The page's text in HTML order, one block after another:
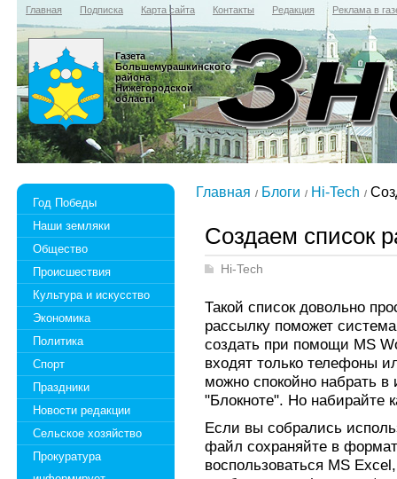
Главная Подписка Карта сайта Контакты Редакция Реклама в
Газета
Большемурашкинского
района
Нижегородской
области
Год Победы
Наши земляки
Общество
Происшествия
Культура и искусство
Экономика
Политика
Спорт
Праздники
Новости редакции
Сельское хозяйство
Прокуратура
Главная Блоги Hi-Tech
Создаем список
Hi-Tech
Такой список довольно
рассылку поможет
создать при помощи MS
входят только телефоны
можно спокойно набрать
"Блокноте". Но набирайте
Если вы собрались
файл сохраняйте в
воспользоваться MS